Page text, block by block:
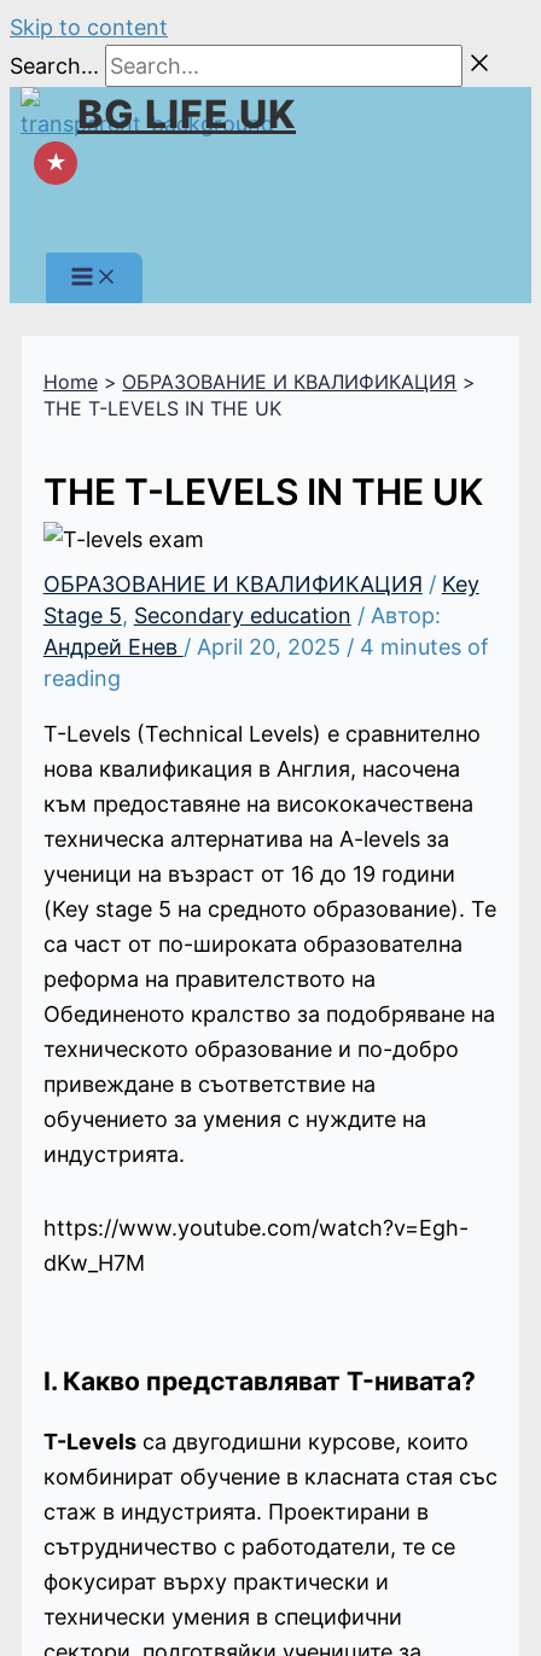
Skip to content
Search...
BG LIFE UK
★
Home
ОБРАЗОВАНИЕ И КВАЛИФИКАЦИЯ
THE T-LEVELS IN THE UK
THE T-LEVELS IN THE UK
ОБРАЗОВАНИЕ И КВАЛИФИКАЦИЯ / Key
Stage 5, Secondary education / Автор:
Андрей Енев / April 20, 2025 / 4 minutes of
reading
T-Levels (Technical Levels) е сравнително
нова квалификация в Англия, насочена
към предоставяне на висококачествена
техническа алтернатива на A-levels за
ученици на възраст от 16 до 19 години
(Key stage 5 на средното образование). Те
са част от по-широката образователна
реформа на правителството на
Обединеното кралство за подобряване на
техническото образование и по-добро
привеждане в съответствие на
обучението за умения с нуждите на
индустрията.
https://www.youtube.com/watch?v=Egh-
dKw_H7M
I. Какво представляват T-нивата?
T-Levelsса двугодишни курсове, които
комбинират обучение в класната стая със
стаж в индустрията. Проектирани в
сътрудничество с работодатели, те се
фокусират върху практически и
технически умения в специфични